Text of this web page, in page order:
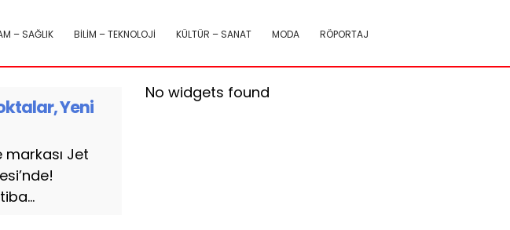
– SAĞLIK BİLİM – TEKNOLOJİ KÜLTÜR – SANAT MODA RÖPORTAJ
Yeni
markası Jet
No widgets found